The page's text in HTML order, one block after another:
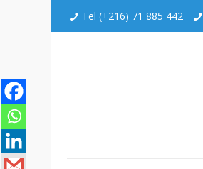
Tel (+216) 71 885 442